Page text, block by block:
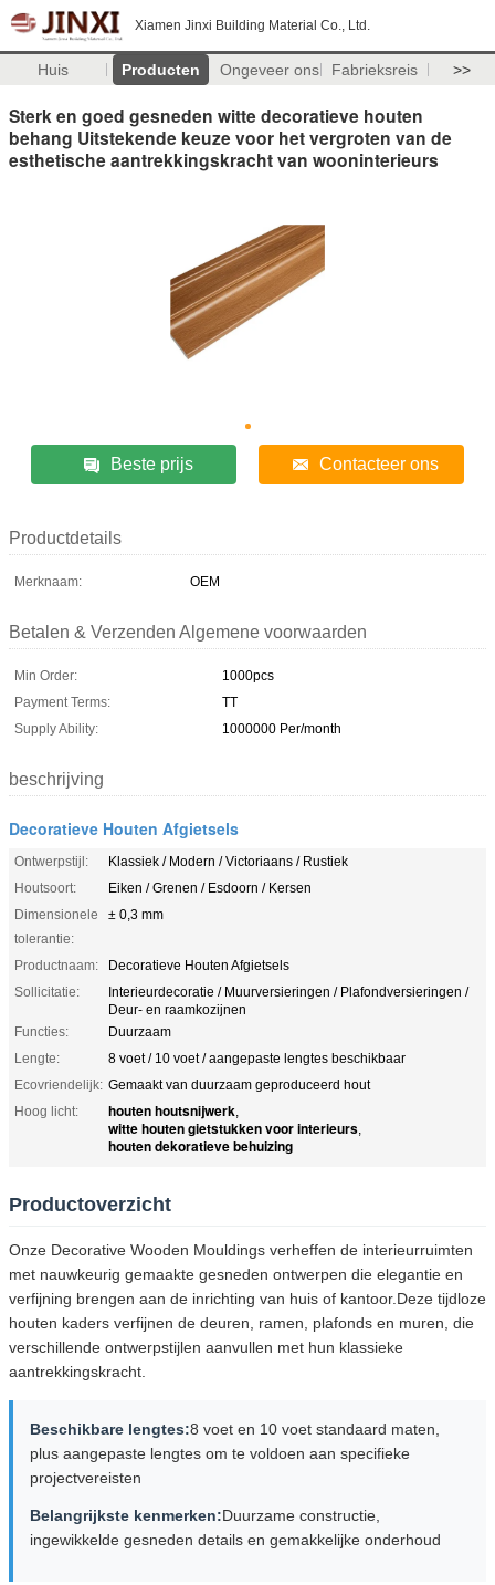
Xiamen Jinxi Building Material Co., Ltd.
Huis Producten Ongeveer ons Fabrieksreis >>
Sterk en goed gesneden witte decoratieve houten
behang Uitstekende keuze voor het vergroten van de
esthetische aantrekkingskracht van wooninterieurs
Beste prijs Contacteer ons
Productdetails
Merknaam: OEM
Betalen & Verzenden Algemene voorwaarden
Min Order:
1000pcs
Payment Terms:
TT
Supply Ability:
1000000 Per/month
beschrijving
Decoratieve Houten Afgietsels
Ontwerpstijl:
Klassiek / Modern / Victoriaans / Rustiek
Houtsoort:
Eiken / Grenen / Esdoorn / Kersen
Dimensionele
tolerantie:
± 0,3 mm
Productnaam:
Decoratieve Houten Afgietsels
Sollicitatie:
Interieurdecoratie / Muurversieringen / Plafondversieringen /
Deur- en raamkozijnen
Functies:
Duurzaam
Lengte:
8 voet / 10 voet / aangepaste lengtes beschikbaar
Ecovriendelijk: Gemaakt van duurzaam geproduceerd hout
Hoog licht:
houten houtsnijwerk,
witte houten gietstukken voor interieurs,
houten dekoratieve behuizing
Productoverzicht
Onze Decorative Wooden Mouldings verheffen de interieurruimten
met nauwkeurig gemaakte gesneden ontwerpen die elegantie en
verfijning brengen aan de inrichting van huis of kantoor.Deze tijdloze
houten kaders verfijnen de deuren, ramen, plafonds en muren, die
verschillende ontwerpstijlen aanvullen met hun klassieke
aantrekkingskracht.
Beschikbare lengtes:8 voet en 10 voet standaard maten,
plus aangepaste lengtes om te voldoen aan specifieke
projectvereisten
Belangrijkste kenmerken:Duurzame constructie,
ingewikkelde gesneden details en gemakkelijke onderhoud